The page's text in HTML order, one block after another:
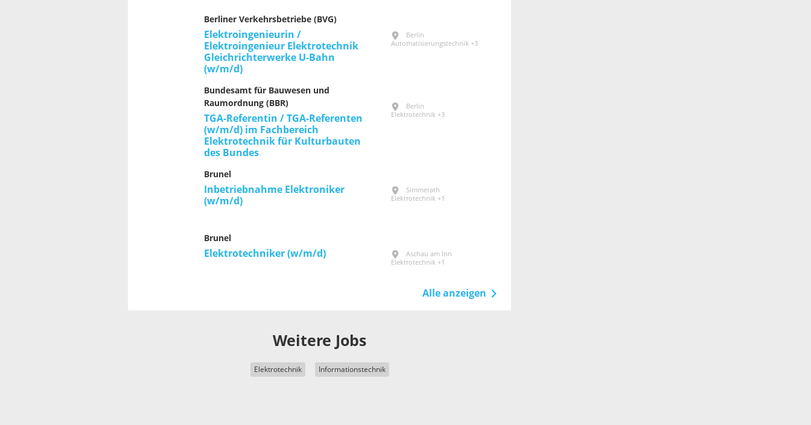
Berliner Verkehrsbetriebe (BVG)
Elektroingenieurin /
Elektroingenieur Elektrotechnik
Gleichrichterwerke U-Bahn
(w/m/d)
Berlin
Automatisierungstechnik +3
Bundesamt für Bauwesen und
Raumordnung (BBR)
TGA-Referentin / TGA-Referenten
(w/m/d) im Fachbereich
Elektrotechnik für Kultur­bauten
des Bundes
Berlin
Elektrotechnik +3
Brunel
Inbetriebnahme Elektroniker
(w/m/d)
Simmerath
Elektrotechnik +1
Brunel
Elektrotechniker (w/m/d)
Aschau am Inn
Elektrotechnik +1
Alle anzeigen
Weitere Jobs
Elektrotechnik Informationstechnik